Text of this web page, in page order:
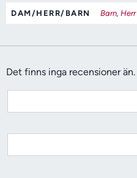
DAM/HERR/BARN Barn,Herr
Det finns inga recensioner än.